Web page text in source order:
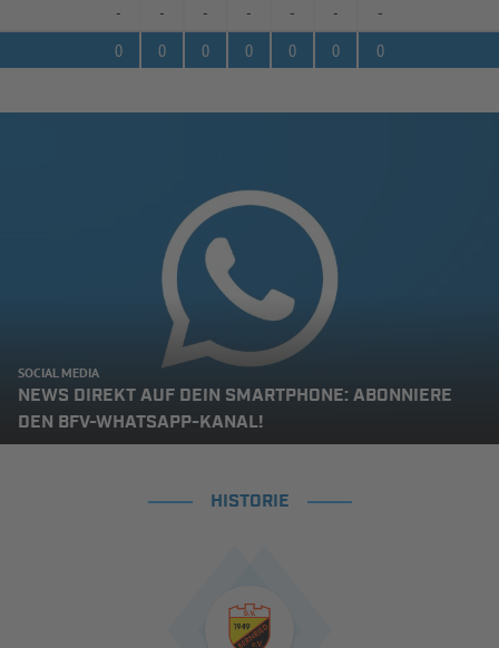
- - - - - -
-
0
0 0 0 0 0 0
SOCIAL MEDIA
NEWS DIREKT AUF DEIN SMARTPHONE: ABONNIERE
DEN BFV-WHATSAPP-KANAL!
HISTORIE